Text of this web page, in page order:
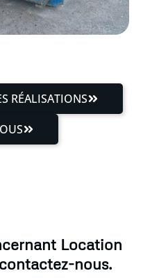
RÉALISATIONS
Location
nous.